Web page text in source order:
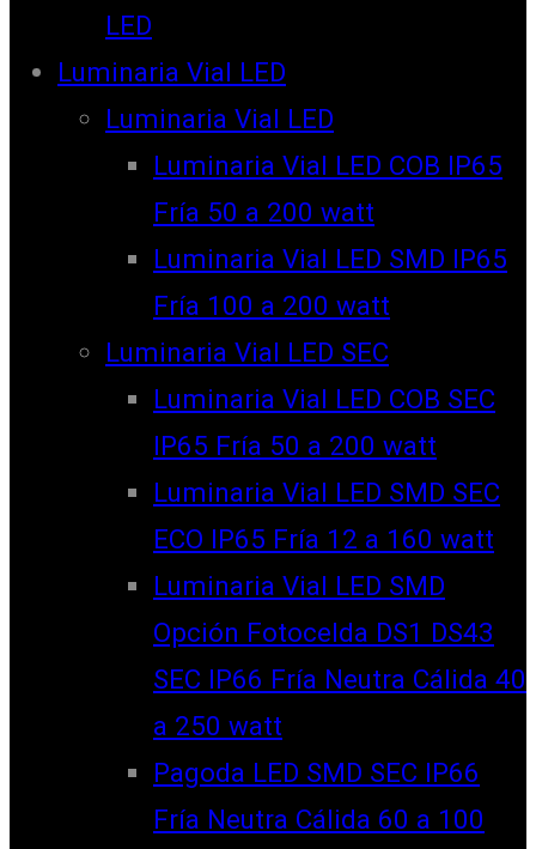
LED
Luminaria Vial LED
Luminaria Vial LED
Luminaria Vial LED COB IP65
Fría 50 a 200 watt
Luminaria Vial LED SMD IP65
Fría 100 a 200 watt
Luminaria Vial LED SEC
Luminaria Vial LED COB SEC
IP65 Fría 50 a 200 watt
Luminaria Vial LED SMD SEC
ECO IP65 Fría 12 a 160 watt
Luminaria Vial LED SMD
Opción Fotocelda DS1 DS43
SEC IP66 Fría Neutra Cálida 40
a 250 watt
Pagoda LED SMD SEC IP66
Fría Neutra Cálida 60 a 100